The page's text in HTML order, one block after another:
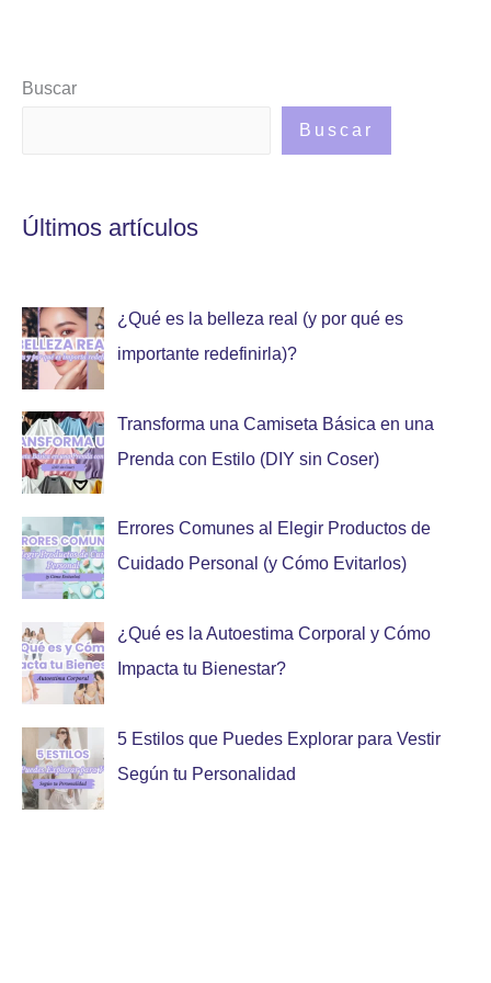
Buscar
Buscar
Últimos artículos
¿Qué es la belleza real (y por qué es
importante redefinirla)?
Transforma una Camiseta Básica en una
Prenda con Estilo (DIY sin Coser)
Errores Comunes al Elegir Productos de
Cuidado Personal (y Cómo Evitarlos)
¿Qué es la Autoestima Corporal y Cómo
Impacta tu Bienestar?
5 Estilos que Puedes Explorar para Vestir
Según tu Personalidad